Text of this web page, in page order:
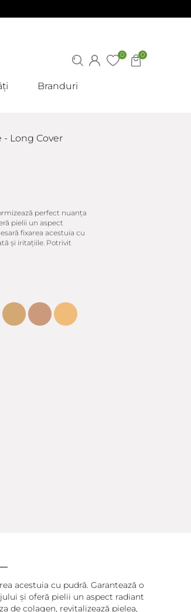
0
0
Branduri
- Long Cover
perfect nuanța
pielii un aspect
fixarea acestuia cu
și iritațiile. Potrivit
acestuia cu pudră. Garantează o
și oferă pielii un aspect radiant
de colagen, revitalizează pielea,